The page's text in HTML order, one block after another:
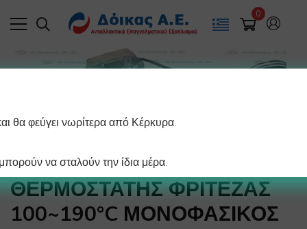
0
ΘΕΡΜΟΣΤΑΤΗΣ ΦΡΙΤΕΖΑΣ
100~190°C ΜΟΝΟΦΑΣΙΚΟΣ
θα φεύγει νωρίτερα από Κέρκυρα.
να σταλούν την ίδια μέρα.